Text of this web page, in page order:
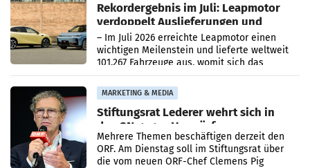
Rekordergebnis im Juli: Leapmotor
verdoppelt Auslieferungen und
überschreitet die 100.000er-Marke
– Im Juli 2026 erreichte Leapmotor einen
wichtigen Meilenstein und lieferte weltweit
101.267 Fahrzeuge aus, womit sich das
Ergebnis gegenüber Juli 2025 mehr als
verdoppelte (+102
MARKETING & MEDIA
Stiftungsrat Lederer wehrt sich in
den SN gegen Vorwürfe
Mehrere Themen beschäftigen derzeit den
ORF. Am Dienstag soll im Stiftungsrat über
die vom neuen ORF-Chef Clemens Pig